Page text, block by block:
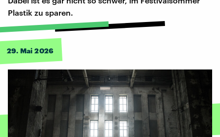
Plastik zu sparen.
29. Mai 2026